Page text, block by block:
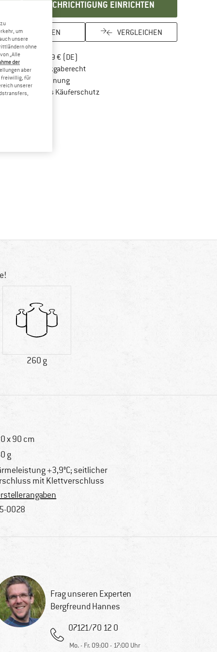
BENACHRICHTIGUNG EINRICHTEN
MERKEN VERGLEICHEN
Portofrei ab 69 € (DE)
100 Tage RückgaberechtGehe hier zu den Rückgabe-Richtlinien
Kauf auf RechnungFinde die Zahlungs-Infos hier! Öffnet sich in
Trusted Shops KäuferschutzFinde alle Infos hier!
260 g
x 90 cm
g
+3,9°C; seitlicher
mit Klettverschluss
0028
Frag unseren Experten
Bergfreund Hannes
07121/70 12 0
Mo. - Fr. 09:00 - 17:00 Uhr
um
unsere
ohne
„Alle
der
aber
freiwillig, für
unserer